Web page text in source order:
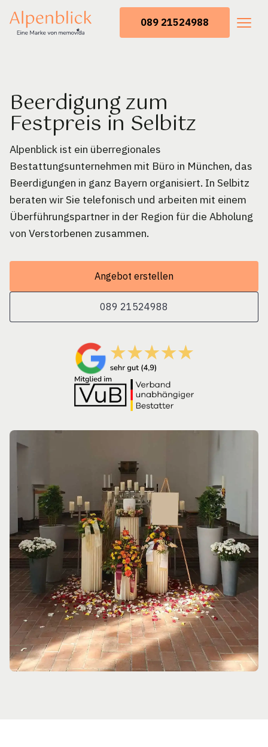
089 21524988
Beerdigung zum
Festpreis in Selbitz
Alpenblick ist ein überregionales
Bestattungsunternehmen mit Büro in München, das
Beerdigungen in ganz Bayern organisiert. In Selbitz
beraten wir Sie telefonisch und arbeiten mit einem
Überführungspartner in der Region für die Abholung
von Verstorbenen zusammen.
Angebot erstellen
089 21524988